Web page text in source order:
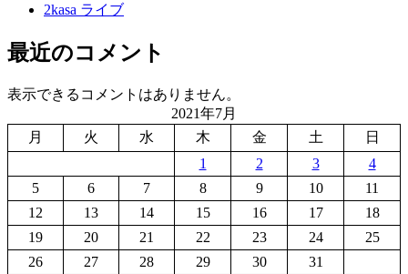
2kasa ライブ
最近のコメント
表示できるコメントはありません。
2021年7月
月
火 水 木 金 土
日
1
2 3
4
5
6 7 8 9 10
11
12
13 14 15 16 17
18
19
20 21 22 23 24
25
26
27 28 29 30
31